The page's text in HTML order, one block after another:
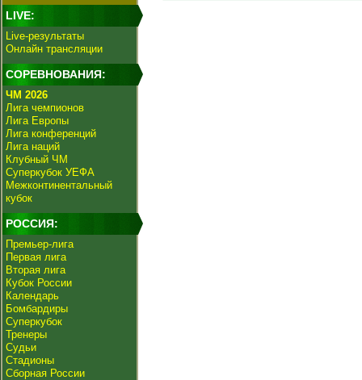
LIVE:
Live-результаты
Онлайн трансляции
СОРЕВНОВАНИЯ:
ЧМ 2026
Лига чемпионов
Лига Европы
Лига конференций
Лига наций
Клубный ЧМ
Суперкубок УЕФА
Межконтинентальный
кубок
РОССИЯ:
Премьер-лига
Первая лига
Вторая лига
Кубок России
Календарь
Бомбардиры
Суперкубок
Тренеры
Судьи
Стадионы
Сборная России